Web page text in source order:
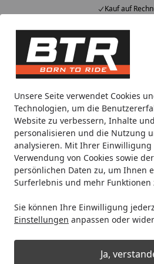
Unsere Seite verwendet Cookies
Technologien, um die
Website zu verbessern, Inhalte
personalisieren und die Nutzung
analysieren. Mit Ihrer Einwilligung
Verwendung von Cookies sowie
persönlichen Daten zu, um Ihnen
Surferlebnis und mehr Funktionen
Sie können Ihre Einwilligung
Einstellungen anpassen oder
Ja,
Kauf auf
Alle Produkte
Mein Konto
Suchen
Noch 2 Tage und
Spare bis zu 35% auf
von BTR!
Startseite
Reifenmontage Kompressor
Zubehör für
Ihre Artikelübersicht
Kategorien